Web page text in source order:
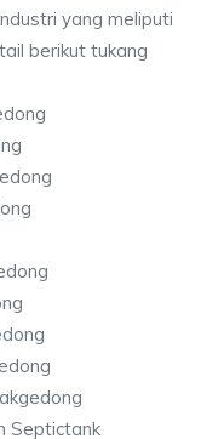
yang meliputi
berikut tukang
Septictank